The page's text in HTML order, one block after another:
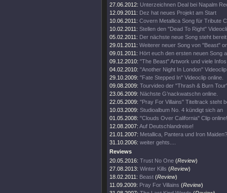
27.06.2012: Unterzeichnen Deal bei Napalm
12.09.2011: Dez hat neues Projekt am Start
10.06.2011: Covern Metallica Song für Tribute
10.02.2011: Stellen den "Dead To Right"
05.02.2011: Der nächste neue Song steht
29.01.2011: Weiterer neuer Song von "Beast"
09.01.2011: Hört euch den ersten neuen Song
09.12.2010: "The Beast" Artwork und viele
04.02.2010: "Another Night In London"
29.10.2009: "Fate Stepped In" Videoclip online.
09.08.2009: Tourvideo der "Thrash & Burn
23.06.2009: Nächste G’nackwatschn online.
22.05.2009: "Pray For Villains" Titeltrack steht
10.03.2009: Studioalbum No. 4 kündigt sich an
01.05.2008: "Clouds Over California" Clip online!
12.08.2007: Auf Deutschlandreise!
21.01.2007: Metallica, Pantera und Iron
31.10.2006: weiter gehts....
Reviews
20.05.2016: Trust No One (Review)
27.08.2013: Winter Kills (Review)
18.02.2011: Beast (Review)
11.09.2009: Pray For Villains (Review)